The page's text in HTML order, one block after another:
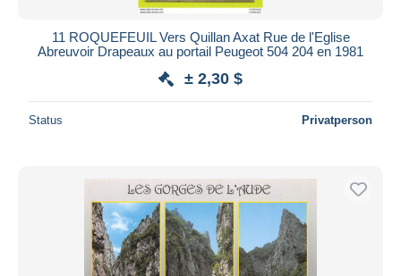
11 ROQUEFEUIL Vers Quillan Axat Rue de l'Eglise
Abreuvoir Drapeaux au portail Peugeot 504 204 en 1981
± 2,30 $
Status Privatperson